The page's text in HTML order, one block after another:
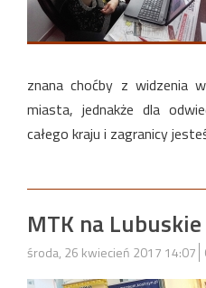
znana choćby z widzenia
miasta, jednakże dla
całego kraju i zagranicy
MTK na
środa, 26 kwiecień 2017 14:07